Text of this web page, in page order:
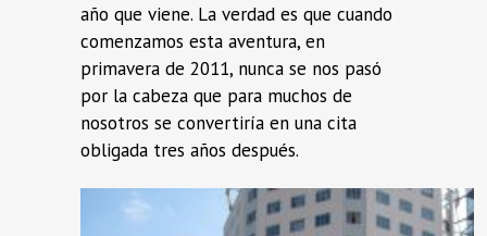
año que viene. La verdad es que cuando
comenzamos esta aventura, en
primavera de 2011, nunca se nos pasó
por la cabeza que para muchos de
nosotros se convertiría en una cita
obligada tres años después.